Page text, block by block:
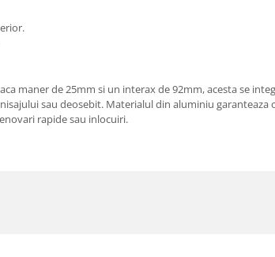
maner de 25mm si un interax de 92mm, acesta se
sau deosebit. Materialul din aluminiu
rapide sau inlocuiri.